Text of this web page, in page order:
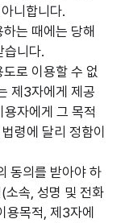
니합니다.
는 때에는 당해
습니다.
로 이용할 수 없
제3자에게 제공
용자에게 그 목적
령에 달리 정함이
동의를 받아야 하
소속, 성명 및 전화
용목적, 제3자에